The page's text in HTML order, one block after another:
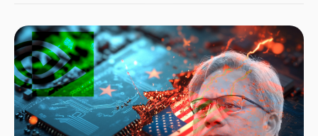
전환점을 돌고있는 지금 테슬라는 2023년 180만 대까지 치솟은 이후 계속된
판매 부진을 겪고 있다.